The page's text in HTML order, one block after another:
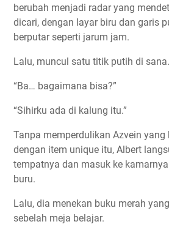
berubah menjadi radar yang
dicari, dengan layar biru dan garis
berputar seperti jarum jam.
Lalu, muncul satu titik putih di sana.
“Ba… bagaimana bisa?”
“Sihirku ada di kalung itu.”
Tanpa memperdulikan Azvein yang
dengan item unique itu, Albert
tempatnya dan masuk ke
buru.
Lalu, dia menekan buku merah
sebelah meja belajar.